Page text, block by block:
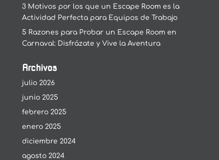
3 Motivos por los que un Escape Room es la
Actividad Perfecta para Equipos de Trabajo
5 Razones para Probar un Escape Room en
Carnaval: Disfrázate y Vive la Aventura
Archivos
julio 2026
junio 2025
febrero 2025
enero 2025
diciembre 2024
agosto 2024